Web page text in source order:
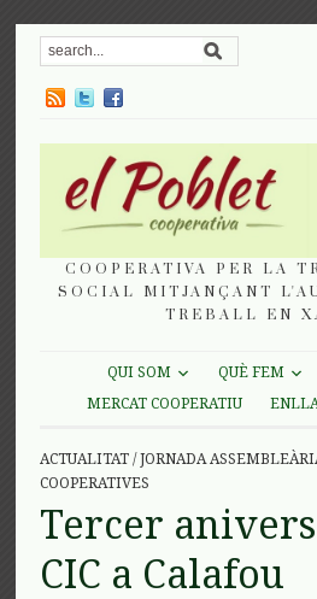
COOPERATIVA PER LA
SOCIAL MITJANÇANT
TREBALL EN
QUI SOM QUÈ FEM
MERCAT COOPERATIU
ACTUALITAT /JORNADA
COOPERATIVES
Tercer
CIC a Calafou